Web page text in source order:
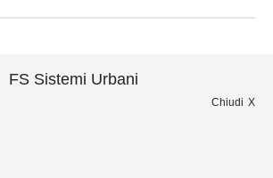
FS Sistemi Urbani
Chiudi